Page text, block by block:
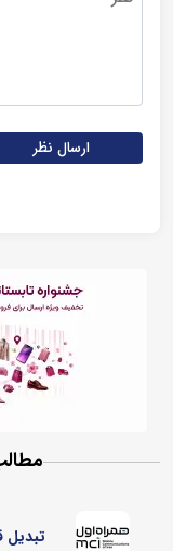
ارسال نظر
تبدیل